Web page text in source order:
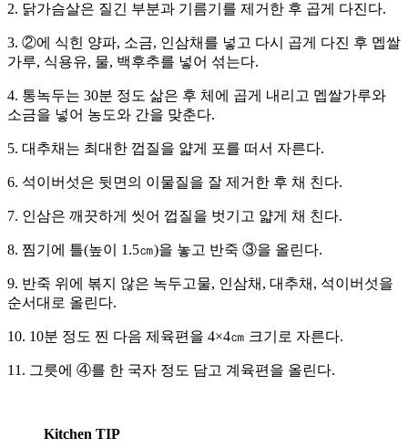
2. 닭가슴살은 질긴 부분과 기름기를 제거한 후 곱게 다진다.
3. ②에 식힌 양파, 소금, 인삼채를 넣고 다시 곱게 다진 후 멥쌀
가루, 식용유, 물, 백후추를 넣어 섞는다.
4. 통녹두는 30분 정도 삶은 후 체에 곱게 내리고 멥쌀가루와
소금을 넣어 농도와 간을 맞춘다.
5. 대추채는 최대한 껍질을 얇게 포를 떠서 자른다.
6. 석이버섯은 뒷면의 이물질을 잘 제거한 후 채 친다.
7. 인삼은 깨끗하게 씻어 껍질을 벗기고 얇게 채 친다.
8. 찜기에 틀(높이 1.5㎝)을 놓고 반죽 ③을 올린다.
9. 반죽 위에 볶지 않은 녹두고물, 인삼채, 대추채, 석이버섯을
순서대로 올린다.
10. 10분 정도 찐 다음 제육편을 4×4㎝ 크기로 자른다.
11. 그릇에 ④를 한 국자 정도 담고 계육편을 올린다.
Kitchen TIP